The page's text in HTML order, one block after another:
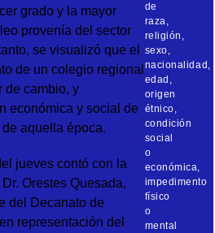
grado y la mayor
provenía del sector
se visualizó que el
de un colegio regional
de cambio, y
económica y social de
de aquella época.
jueves contó con la
Orestes Quesada,
del Decanato de
representación del
de
raza,
religión,
sexo,
nacionalidad,
edad,
origen
étnico,
condición
social
o
económica,
impedimento
físico
o
mental